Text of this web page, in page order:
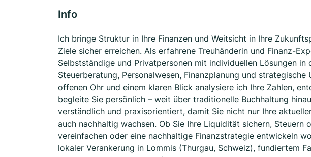
Info
Ich bringe Struktur in Ihre Finanzen und Weitsicht in Ihre
Ziele sicher erreichen. Als erfahrene Treuhänderin und Finanz-
Selbstständige und Privatpersonen mit individuellen Lösungen in
Steuerberatung, Personalwesen, Finanzplanung und
offenen Ohr und einem klaren Blick analysiere ich Ihre Zahlen,
begleite Sie persönlich – weit über traditionelle Buchhaltung
verständlich und praxisorientiert, damit Sie nicht nur Ihre
auch nachhaltig wachsen. Ob Sie Ihre Liquidität sichern, Steuern
vereinfachen oder eine nachhaltige Finanzstrategie entwickeln
lokaler Verankerung in Lommis (Thurgau, Schweiz), fundiertem